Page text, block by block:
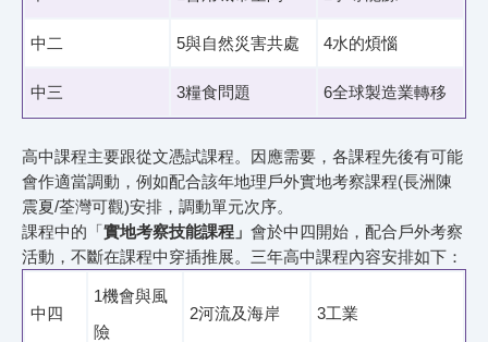
中二 5與自然災害共處 4水的煩惱
中三 3糧食問題 6全球製造業轉移
高中課程主要跟從文憑試課程。因應需要，各課程先後有可能
會作適當調動，例如配合該年地理戶外實地考察課程(長洲陳
震夏/荃灣可觀)安排，調動單元次序。
課程中的「實地考察技能課程」 會於中四開始，配合戶外考察
活動，不斷在課程中穿插推展。三年高中課程內容安排如下：
中四
1機會與風
險
2河流及海岸 3工業